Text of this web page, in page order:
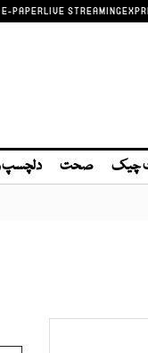
PAPERLIVE STREAMING
چیک صحت